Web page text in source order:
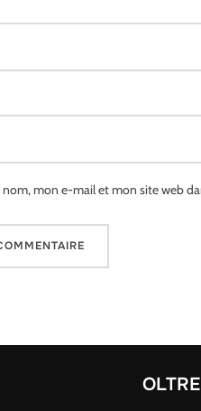
nom, mon e-mail et mon site web